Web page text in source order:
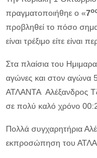
πραγματοποιήθηε ο «7ος
προβληθεί το πόσο
είναι τρέξιμο είτε είναι
Στα πλαίσια του
αγώνες και στον αγώνα
ΑΤΛΑΝΤΑ Αλέξανδρος
σε πολύ καλό χρόνο
Πολλά συγχαρητήρια
εκπροσώπηση του